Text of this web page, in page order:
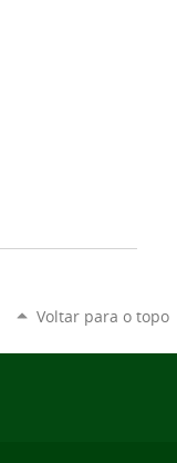
Voltar para o topo